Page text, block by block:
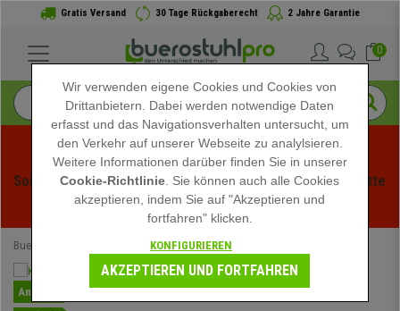
Gratis Versand 30 Tage Rückgaberecht 2 Jahre Garantie
0
Sommerschlussverauf bei buerstuhlpro! Exklusive Rabatte
für kurze Zeit - Aktion ansehen -
Buerostuhlpro Konferenzstühle
Angebot
Wir verwenden eigene Cookies und Cookies von
Drittanbietern. Dabei werden notwendige Daten
erfasst und das Navigationsverhalten untersucht, um
den Verkehr auf unserer Webseite zu analylsieren.
Weitere Informationen darüber finden Sie in unserer
Cookie-Richtlinie . Sie können auch alle Cookies
akzeptieren, indem Sie auf "Akzeptieren und
fortfahren" klicken.
KONFIGURIEREN
AKZEPTIEREN UND FORTFAHREN